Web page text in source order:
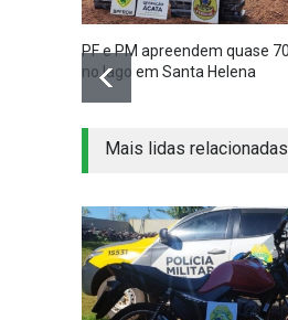
PF e PM apreendem quase
no lago em Santa Helena
Mais lidas